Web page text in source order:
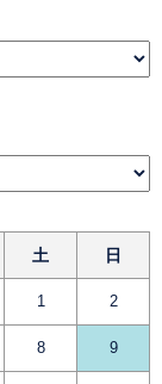
土 日
1 2
8 9